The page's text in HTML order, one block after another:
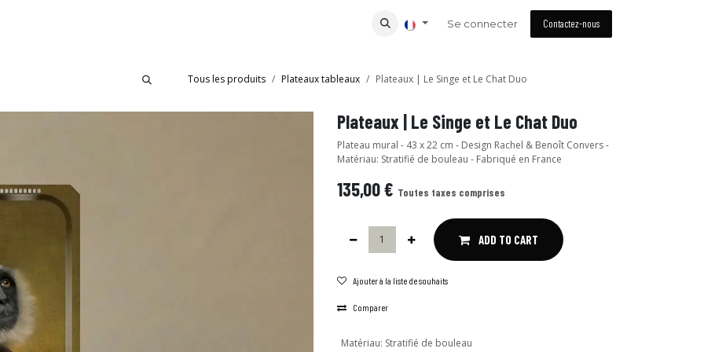
Se connecter Contactez-nous
Tous les produits Plateaux tableaux Plateaux | Le Singe et Le Chat Duo
Plateaux | Le Singe et Le Chat Duo
Plateau mural - 43 x 22 cm - Design Rachel & Benoît Convers -
Matériau: Stratifié de bouleau - Fabriqué en France
135,00€ Toutes taxes comprises
ADD TO CART
Ajouter à la liste de souhaits
Comparer
Matériau: Stratifié de bouleau